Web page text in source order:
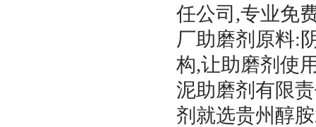
任公司,专业免
厂助磨剂原料:
构,让助磨剂使
泥助磨剂有限
剂就选贵州醇